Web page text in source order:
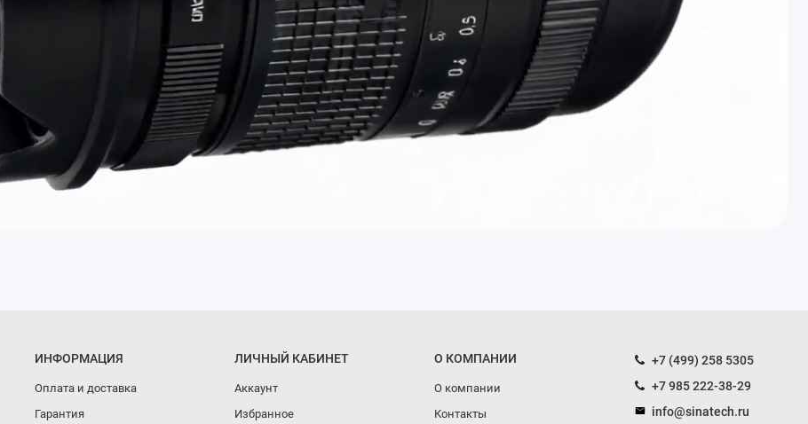
ИНФОРМАЦИЯ
Оплата и доставка
Гарантия
ЛИЧНЫЙ КАБИНЕТ
Аккаунт
Избранное
О КОМПАНИИ
О компании
Контакты
+7 (499) 258 5305
+7 985 222-38-29
info@sinatech.ru